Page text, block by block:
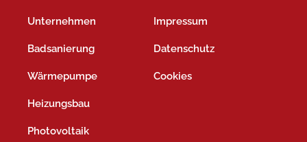
Unternehmen
Badsanierung
Wärmepumpe
Heizungsbau
Photovoltaik
Impressum
Datenschutz
Cookies